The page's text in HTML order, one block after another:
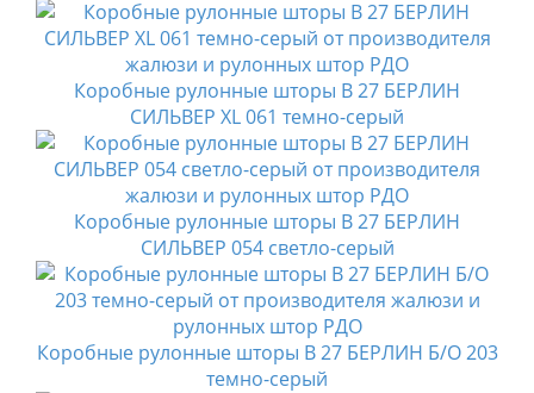
Коробные рулонные шторы B 27 БЕРЛИН
СИЛЬВЕР XL 061 темно-серый
Коробные рулонные шторы B 27 БЕРЛИН
СИЛЬВЕР 054 светло-серый
Коробные рулонные шторы B 27 БЕРЛИН Б/О 203
темно-серый